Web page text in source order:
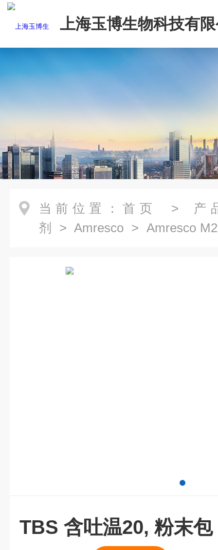
上海玉博生物科技有
当前位置： 首页 > 产
剂
> Amresco > Amresco
TBS 含吐温20, 粉末包